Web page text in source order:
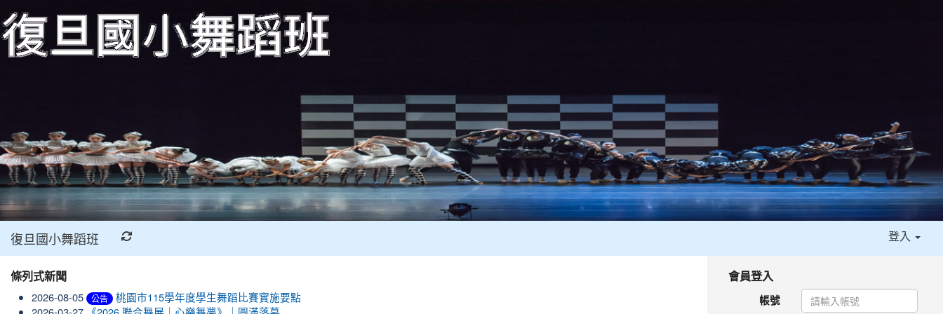
復旦國小舞蹈班 登入
條列式新聞
2026-08-05 公告
桃園市115學年度學生舞蹈比賽實施要點
會員登入
帳號